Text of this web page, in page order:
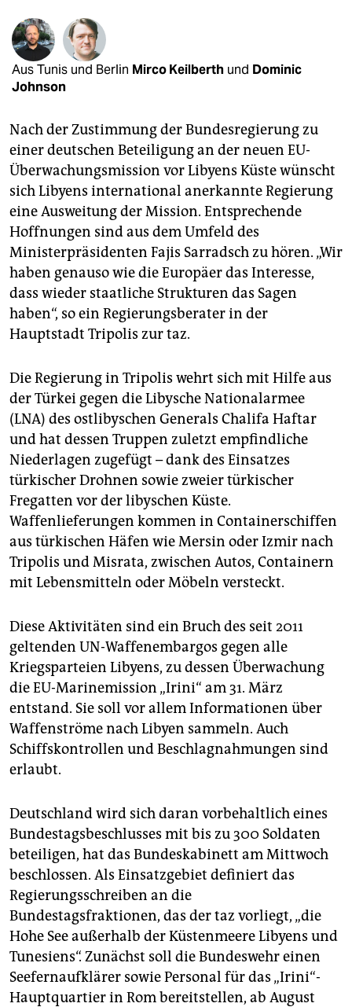
fragen & hilfe
unterstützen
genossenschaft
epaper login
Aus Tunis und Berlin Mirco Keilberth und Dominic
Johnson
Nach der Zustimmung der Bundesregierung zu
einer deutschen Beteiligung an der neuen EU-
Überwachungsmission vor Libyens Küste wünscht
sich Libyens international anerkannte Regierung
eine Ausweitung der Mission. Entsprechende
Hoffnungen sind aus dem Umfeld des
Ministerpräsidenten Fajis Sarradsch zu hören. „Wir
haben genauso wie die Europäer das Interesse,
dass wieder staatliche Strukturen das Sagen
haben“, so ein Regierungsberater in der
Hauptstadt Tripolis zur taz.
Die Regierung in Tripolis wehrt sich mit Hilfe aus
der Türkei gegen die Libysche Nationalarmee
(LNA) des ostlibyschen Generals Chalifa Haftar
und hat dessen Truppen zuletzt empfindliche
Niederlagen zugefügt – dank des Einsatzes
türkischer Drohnen sowie zweier türkischer
Fregatten vor der libyschen Küste.
Waffenlieferungen kommen in Containerschiffen
aus türkischen Häfen wie Mersin oder Izmir nach
Tripolis und Misrata, zwischen Autos, Containern
mit Lebensmitteln oder Möbeln versteckt.
Diese Aktivitäten sind ein Bruch des seit 2011
geltenden UN-Waffenembargos gegen alle
Kriegsparteien Libyens, zu dessen Überwachung
die EU-Marinemission „Irini“ am 31. März
entstand. Sie soll vor allem Informationen über
Waffenströme nach Libyen sammeln. Auch
Schiffskontrollen und Beschlagnahmungen sind
erlaubt.
Deutschland wird sich daran vorbehaltlich eines
Bundestagsbeschlusses mit bis zu 300 Soldaten
beteiligen, hat das Bundeskabinett am Mittwoch
beschlossen. Als Einsatzgebiet definiert das
Regierungsschreiben an die
Bundestagsfraktionen, das der taz vorliegt, „die
Hohe See außerhalb der Küstenmeere Libyens und
Tunesiens“. Zunächst soll die Bundeswehr einen
Seefernaufklärer sowie Personal für das „Irini“-
Hauptquartier in Rom bereitstellen, ab August